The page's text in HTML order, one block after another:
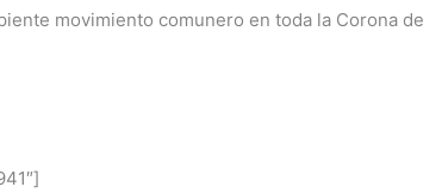
movimiento comunero en toda la Corona de